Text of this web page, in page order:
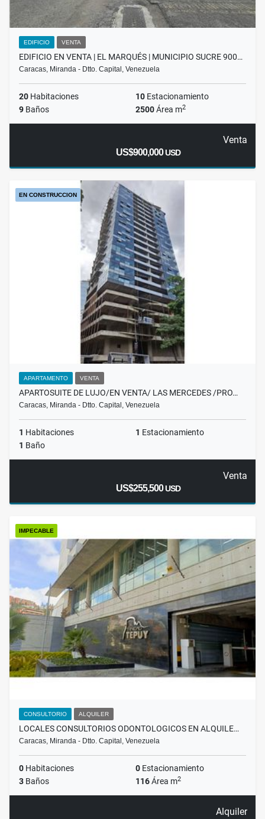
EDIFICIO VENTA
EDIFICIO EN VENTA | EL MARQUÉS | MUNICIPIO SUCRE 900…
Caracas, Miranda - Dtto. Capital, Venezuela
20 Habitaciones 10 Estacionamiento
9 Baños 2500Área m2
Venta
US$900,000USD
EN CONSTRUCCION
APARTAMENTO VENTA
APARTOSUITE DE LUJO/EN VENTA/ LAS MERCEDES /PRO…
Caracas, Miranda - Dtto. Capital, Venezuela
1 Habitaciones 1 Estacionamiento
1 Baño
Venta
US$255,500USD
IMPECABLE
CONSULTORIO ALQUILER
LOCALES CONSULTORIOS ODONTOLOGICOS EN ALQUILE…
Caracas, Miranda - Dtto. Capital, Venezuela
0 Habitaciones 0 Estacionamiento
3 Baños 116Área m2
Alquiler